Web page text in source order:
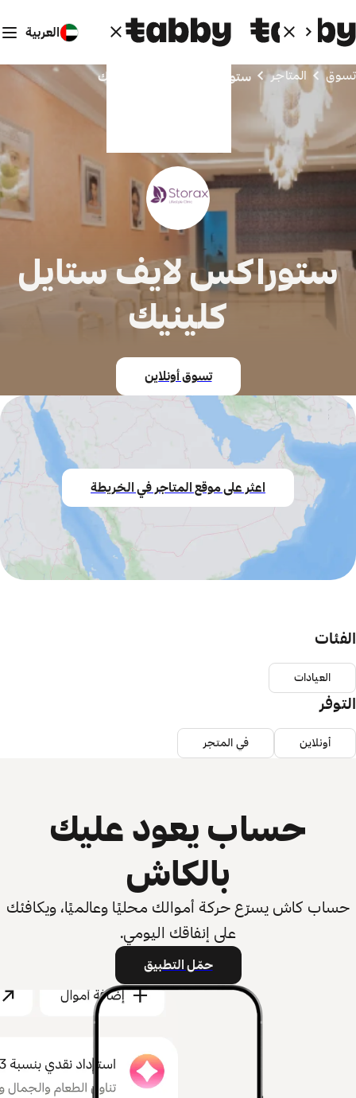
العربية
تسوق المتاجر ستوراكس لايف ستايل كلينيك
ستوراكس لايف ستايل
كلينيك
تسوق أونلاين
اعثر على موقع المتاجر في الخريطة
الفئات
العيادات
التوفر
أونلاين في المتجر
حساب يعود عليك
بالكاش
حساب كاش يسرّع حركة أموالك محليًا وعالميًا، ويكافئك
على إنفاقك اليومي.
حمّل التطبيق